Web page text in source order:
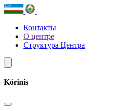
Контакты
О центре
Структура Центра
Kórinis